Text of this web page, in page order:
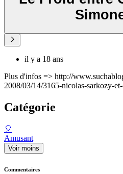
il y a 18 ans
Plus d'infos => http://
2008/03/14/3165-nicolas-sarkozy-
Catégorie
🎈
Amusant
Voir moins
Commentaires